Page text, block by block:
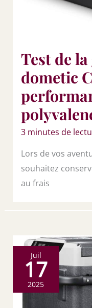
Test de
dometic
3 minutes de
Lors de vos
souhaitez
au frais
Juil
17
2025